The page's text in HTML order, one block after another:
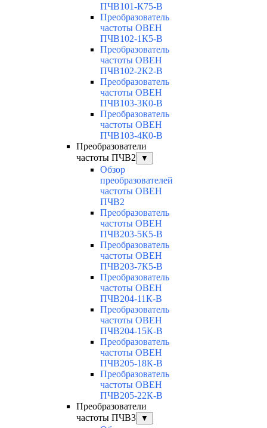
ПЧВ101-К75-В
Преобразователь
частоты ОВЕН
ПЧВ102-1К5-В
Преобразователь
частоты ОВЕН
ПЧВ102-2К2-В
Преобразователь
частоты ОВЕН
ПЧВ103-3К0-В
Преобразователь
частоты ОВЕН
ПЧВ103-4К0-В
Преобразователи
частоты ПЧВ2
▼
Обзор
преобразователей
частоты ОВЕН
ПЧВ2
Преобразователь
частоты ОВЕН
ПЧВ203-5К5-В
Преобразователь
частоты ОВЕН
ПЧВ203-7К5-В
Преобразователь
частоты ОВЕН
ПЧВ204-11К-В
Преобразователь
частоты ОВЕН
ПЧВ204-15К-В
Преобразователь
частоты ОВЕН
ПЧВ205-18К-В
Преобразователь
частоты ОВЕН
ПЧВ205-22К-В
Преобразователи
частоты ПЧВ3
▼